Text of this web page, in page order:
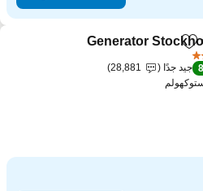
Add to favorites
Generator
جيد جدًا
28,881